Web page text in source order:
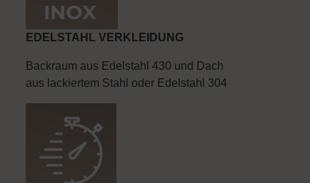
EDELSTAHL VERKLEIDUNG
Backraum aus Edelstahl 430 und Dach
aus lackiertem Stahl oder Edelstahl 304